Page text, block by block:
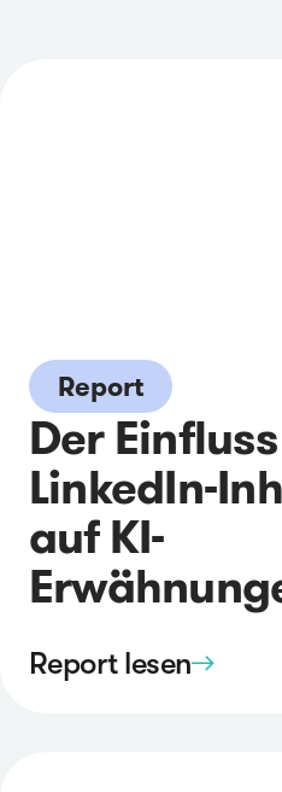
Report
Der
LinkedIn-
auf KI-
Report lesen